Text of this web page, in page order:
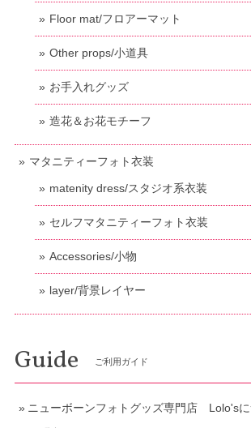
Floor mat/フロアーマット
Other props/小道具
お手入れグッズ
造花＆お花モチーフ
マタニティーフォト衣装
matenity dress/スタジオ系衣装
セルフマタニティーフォト衣装
Accessories/小物
layer/背景レイヤー
Guide ご利用ガイド
ニューボーンフォトグッズ専門店 Lolo'sに